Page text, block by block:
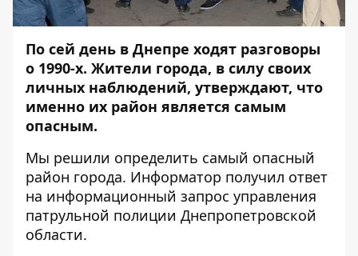
По сей день в Днепре ходят разговоры
о 1990-х. Жители города, в силу своих
личных наблюдений, утверждают, что
именно их район является самым
опасным.
Мы решили определить самый опасный
район города. Информатор получил ответ
на информационный запрос управления
патрульной полиции Днепропетровской
области.